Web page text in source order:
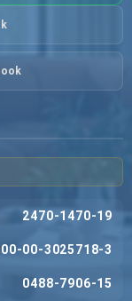
2470-1470-19
00-3025718-3
0488-7906-15